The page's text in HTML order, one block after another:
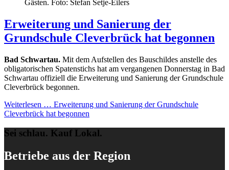
Gästen. Foto: Stefan Setje-Eilers
Erweiterung und Sanierung der
Grundschule Cleverbrück hat begonnen
Bad Schwartau. Mit dem Aufstellen des Bauschildes anstelle des
obligatorischen Spatenstichs hat am vergangenen Donnerstag in Bad
Schwartau offiziell die Erweiterung und Sanierung der Grundschule
Cleverbrück begonnen.
Weiterlesen … Erweiterung und Sanierung der Grundschule
Cleverbrück hat begonnen
Sei schlau. Kauf Lokal.
Betriebe aus der Region